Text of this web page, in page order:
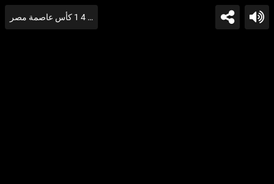
اهداف مباراة الاهلي وفاركو 4 1 كأس عاصمة مصر